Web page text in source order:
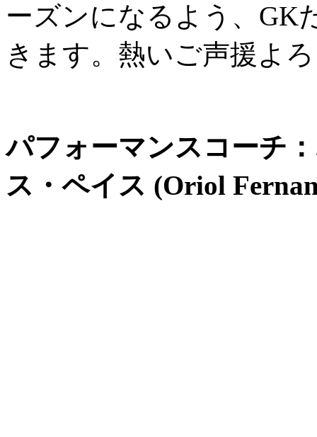
ーズンになるよう、GK
きます。熱いご声援よ
パフォーマンスコーチ
ス・ペイス (Oriol